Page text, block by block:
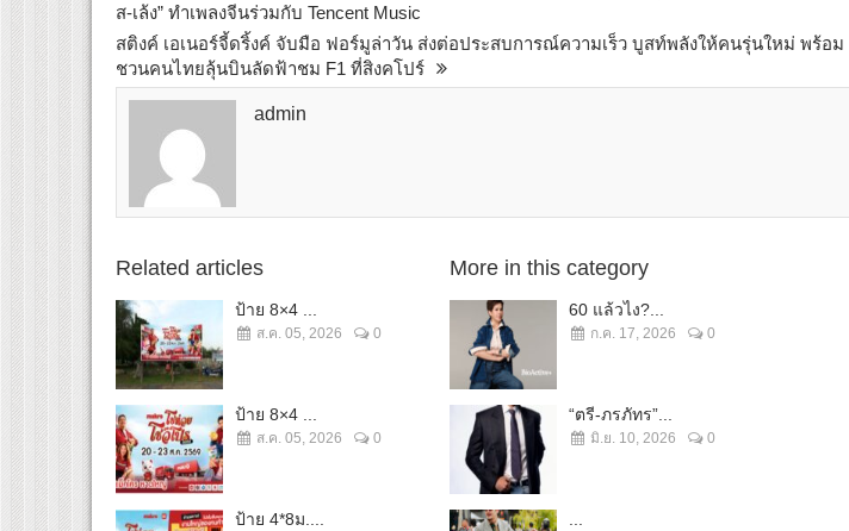
ส-เล้ง” ทำเพลงจีนร่วมกับ Tencent Music
สติงค์ เอเนอร์จี้ดริ้งค์ จับมือ ฟอร์มูล่าวัน ส่งต่อประสบการณ์ความเร็ว บูสท์พลังให้คนรุ่นใหม่ พร้อม
ชวนคนไทยลุ้นบินลัดฟ้าชม F1 ที่สิงคโปร์
admin
Related articles
ป้าย 8×4 ...
ส.ค. 05, 2026 0
ป้าย 8×4 ...
ส.ค. 05, 2026 0
ป้าย 4*8ม....
More in this category
60 แล้วไง?...
ก.ค. 17, 2026 0
“ตรี-ภรภัทร”...
มิ.ย. 10, 2026 0